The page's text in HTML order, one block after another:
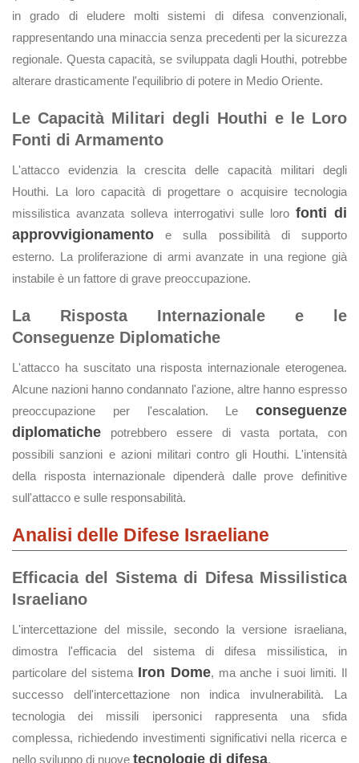
in grado di eludere molti sistemi di difesa convenzionali,
rappresentando una minaccia senza precedenti per la sicurezza
regionale. Questa capacità, se sviluppata dagli Houthi, potrebbe
alterare drasticamente l'equilibrio di potere in Medio Oriente.
Le Capacità Militari degli Houthi e le Loro
Fonti di Armamento
L'attacco evidenzia la crescita delle capacità militari degli
Houthi. La loro capacità di progettare o acquisire tecnologia
missilistica avanzata solleva interrogativi sulle lorofonti di
approvvigionamento e sulla possibilità di supporto
esterno. La proliferazione di armi avanzate in una regione già
instabile è un fattore di grave preoccupazione.
La Risposta Internazionale e le
Conseguenze Diplomatiche
L'attacco ha suscitato una risposta internazionale eterogenea.
Alcune nazioni hanno condannato l'azione, altre hanno espresso
preoccupazione per l'escalation. Le conseguenze
diplomatiche potrebbero essere di vasta portata, con
possibili sanzioni e azioni militari contro gli Houthi. L'intensità
della risposta internazionale dipenderà dalle prove definitive
sull'attacco e sulle responsabilità.
Analisi delle Difese Israeliane
Efficacia del Sistema di Difesa Missilistica
Israeliano
L'intercettazione del missile, secondo la versione israeliana,
dimostra l'efficacia del sistema di difesa missilistica, in
particolare del sistema Iron Dome, ma anche i suoi limiti. Il
successo dell'intercettazione non indica invulnerabilità. La
tecnologia dei missili ipersonici rappresenta una sfida
complessa, richiedendo investimenti significativi nella ricerca e
nello sviluppo di nuove tecnologie di difesa.